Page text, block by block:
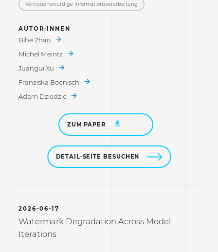
Vertrauenswürdige Informations­verarbeitung
AUTOR:INNEN
Bihe Zhao
Michel Meintz
Juangui Xu
Franziska Boenisch
Adam Dziedzic
ZUM PAPER
DETAIL-SEITE BESUCHEN
2026-06-17
Watermark Degradation Across Model
Iterations